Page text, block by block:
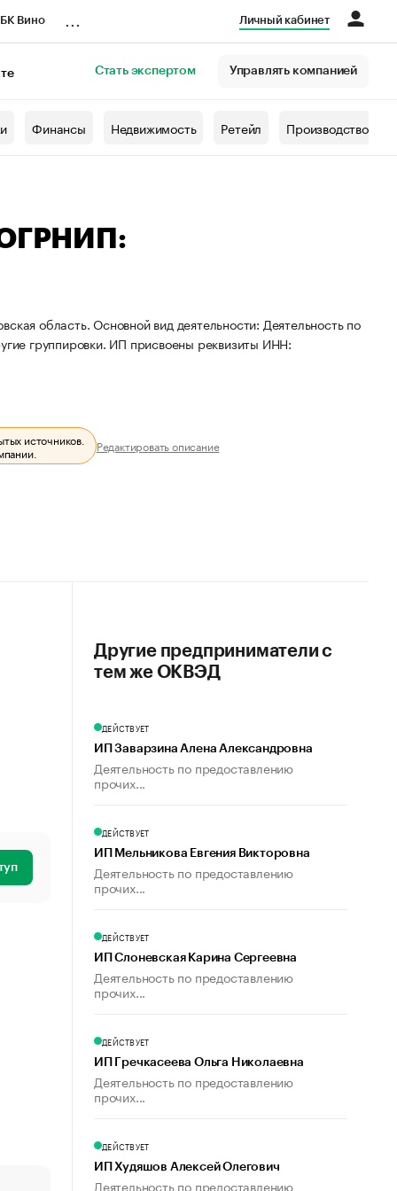
Вино Личный кабинет
Стать экспертом Управлять компанией
Финансы Недвижимость Ретейл Производство
ОГРНИП:
область. Основной вид деятельности: Деятельность по
группировки. ИП присвоены реквизиты ИНН:
источников.
Редактировать описание
Другие предприниматели с
тем же ОКВЭД
ДЕЙСТВУЕТ
ИП Заварзина Алена Александровна
Деятельность по предоставлению
прочих...
ДЕЙСТВУЕТ
ИП Мельникова Евгения Викторовна
Деятельность по предоставлению
прочих...
ДЕЙСТВУЕТ
ИП Слоневская Карина Сергеевна
Деятельность по предоставлению
прочих...
ДЕЙСТВУЕТ
ИП Гречкасеева Ольга Николаевна
Деятельность по предоставлению
прочих...
ДЕЙСТВУЕТ
ИП Худяшов Алексей Олегович
Деятельность по предоставлению